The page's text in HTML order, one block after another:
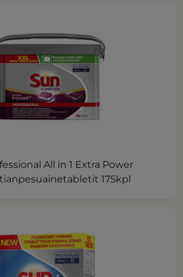
All in 1 Extra Power
175kpl